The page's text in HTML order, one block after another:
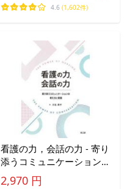
4.6 (1,602件)
看護の力，会話の力 - 寄り
添うコミュニケーションの
考え方と実践
2,970 円